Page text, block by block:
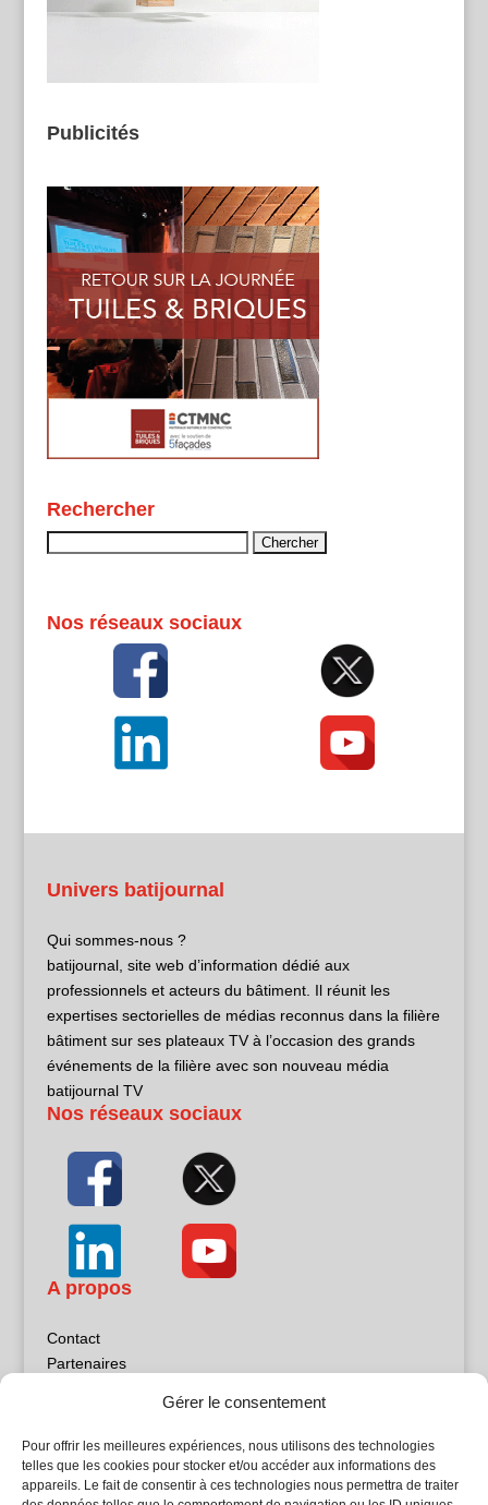
Gérer le consentement
Pour offrir les meilleures expériences, nous utilisons des technologies
telles que les cookies pour stocker et/ou accéder aux informations des
appareils. Le fait de consentir à ces technologies nous permettra de traiter
Publicités
Rechercher
Nos réseaux sociaux
Univers batijournal
Qui sommes-nous ?
batijournal, site web d’information dédié aux
professionnels et acteurs du bâtiment. Il réunit les
expertises sectorielles de médias reconnus dans la filière
bâtiment sur ses plateaux TV à l’occasion des grands
événements de la filière avec son nouveau média
batijournal TV
Nos réseaux sociaux
A propos
Contact
Partenaires
Politique de confidentialité
Sites partenaires